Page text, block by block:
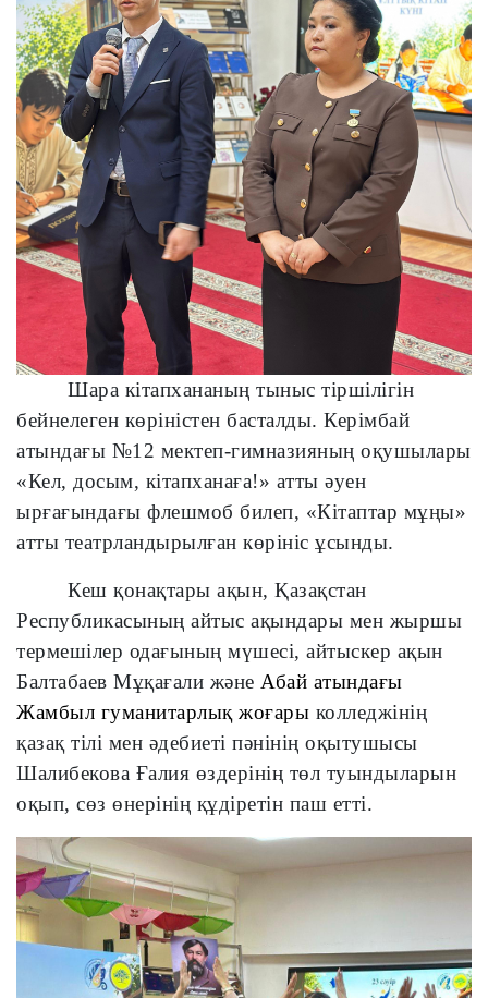
Шара кітапхананың тыныс тіршілігін
бейнелеген көріністен басталды. Керімбай
атындағы №12 мектеп-гимназияның оқушылары
«Кел, досым, кітапханаға!» атты әуен
ырғағындағы флешмоб билеп, «Кітаптар мұңы»
атты театрландырылған көрініс ұсынды.
Кеш қонақтарыақын, Қазақстан
Республикасының айтыс ақындары мен жыршы
термешілер одағының мүшесі, айтыскер ақын
Балтабаев Мұқағали және Абай атындағы
Жамбыл гуманитарлық жоғары колледжінің
қазақ тілі мен әдебиеті пәнінің оқытушысы
Шалибекова Ғалия өздерінің төл туындыларын
оқып, сөз өнерінің құдіретін паш етті.